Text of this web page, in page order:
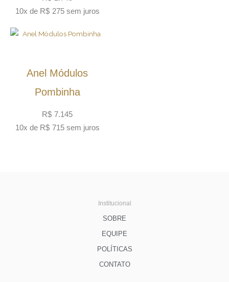
10x de R$ 275 sem juros
Anel Módulos
Pombinha
R$ 7.145
10x de R$ 715 sem juros
Institucional
SOBRE
EQUIPE
POLÍTICAS
CONTATO